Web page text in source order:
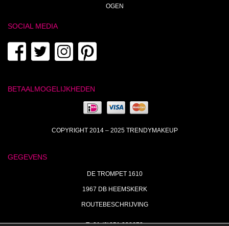
OGEN
SOCIAL MEDIA
BETAALMOGELIJKHEDEN
COPYRIGHT 2014 – 2025 TRENDYMAKEUP
GEGEVENS
DE TROMPET 1610
1967 DB HEEMSKERK
ROUTEBESCHRIJVING